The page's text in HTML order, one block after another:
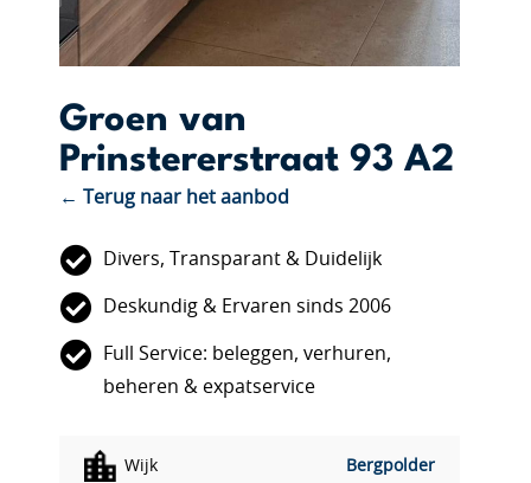
Groen van
Prinstererstraat 93 A2
← Terug naar het aanbod
Divers, Transparant & Duidelijk
Deskundig & Ervaren sinds 2006
Full Service: beleggen, verhuren,
beheren & expatservice
Wijk Bergpolder